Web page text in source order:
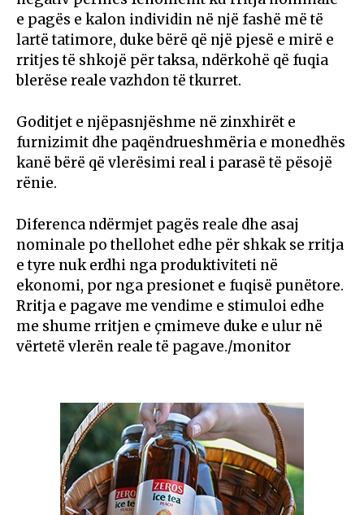
e pagës e kalon individin në një fashë më të
lartë tatimore, duke bërë që një pjesë e mirë e
rritjes të shkojë për taksa, ndërkohë që fuqia
blerëse reale vazhdon të tkurret.
Goditjet e njëpasnjëshme në zinxhirët e
furnizimit dhe paqëndrueshmëria e monedhës
kanë bërë që vlerësimi real i parasë të pësojë
rënie.
Diferenca ndërmjet pagës reale dhe asaj
nominale po thellohet edhe për shkak se rritja
e tyre nuk erdhi nga produktiviteti në
ekonomi, por nga presionet e fuqisë punëtore.
Rritja e pagave me vendime e stimuloi edhe
me shume rritjen e çmimeve duke e ulur në
vërtetë vlerën reale të pagave./monitor